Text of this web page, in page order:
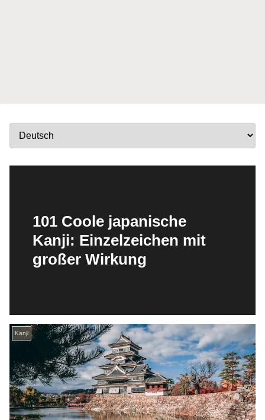
101 Coole japanische
Kanji: Einzelzeichen mit
großer Wirkung
Kanji